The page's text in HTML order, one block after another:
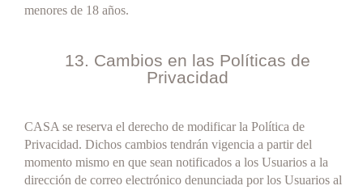
menores de 18 años.
13. Cambios en las Políticas de
Privacidad
CASA se reserva el derecho de modificar la Política de
Privacidad. Dichos cambios tendrán vigencia a partir del
momento mismo en que sean notificados a los Usuarios a la
dirección de correo electrónico denunciada por los Usuarios al